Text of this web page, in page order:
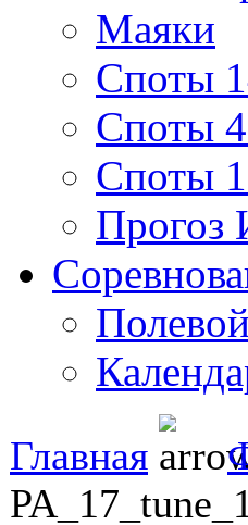
Маяки
Споты
Споты
Споты
Главная